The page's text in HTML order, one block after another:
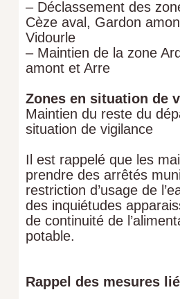
– Déclassement des
Cèze aval, Gardon
Vidourle
– Maintien de la zone
amont et Arre
Zones en situation de
Maintien du reste du
situation de vigilance
Il est rappelé que les
prendre des arrêtés
restriction d’usage de
des inquiétudes
de continuité de
potable.
Rappel des mesures